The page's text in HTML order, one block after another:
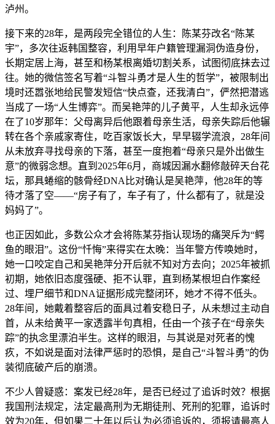
泸州。
接下来的28年，是两段完全错位的人生：陈某芬改名“陈某
宇”，多次往返韩国整容，利用早年户籍管理漏洞伪造身份，
长期定居上海，甚至和杨某根离婚切割关系，试图彻底抹去过
往。她的微信签名写着“斗智斗勇才是人生的哲学”，被限制出
境时还嚣张地给民警发短信“快点查，还我清白”，俨然把潜逃
当成了一场“人生博弈”。而吴艳萍的儿子黄平，人生却永远停
在了10岁那年：父母离异后他跟着母亲生活，母亲失踪后他辗
转在各个亲戚家寄住，吃百家饭长大，早早辍学流浪，28年间
从未放弃寻找母亲的下落，甚至一度抱着“母亲只是外出做生
意”的微弱念想。直到2025年6月，商城因漏水翻修敲碎天台花
坛，那具蜷缩的骸骨经DNA比对确认是吴艳萍，他28年的等
待才落了空——“房子有了，车子有了，什么都有了，就是没
妈妈了”。
也正因如此，多数公众才会将陈某芬指认现场的痛哭斥为“鳄
鱼的眼泪”。这份“忏悔”来得实在太晚：当年警方传唤她时，
她一口咬定自己和吴艳萍分开后就不知对方去向；2025年被抓
初期，她依旧态度强硬、拒不认罪，直到杨某根坦白作案经
过、埋尸细节和DNA证据形成完整闭环，她才不得不低头。
28年间，她戴着整容后的面具过着安稳日子，从未想过主动自
首，从未给黄平一家透露半句真相，任由一个孩子在“母亲失
踪”的执念里漂泊半生。这样的眼泪，与其说是对死者的愧
疚，不如说是面对法律严惩时的恐惧，是自己“斗智斗勇”的伪
装彻底破产后的崩溃。
不少人曾疑惑：案发已经28年，是否已经过了追诉时效？根据
我国刑法规定，法定最高刑为无期徒刑、死刑的犯罪，追诉时
效为20年，但如果二十年以后认为必须追诉的，须报请最高人